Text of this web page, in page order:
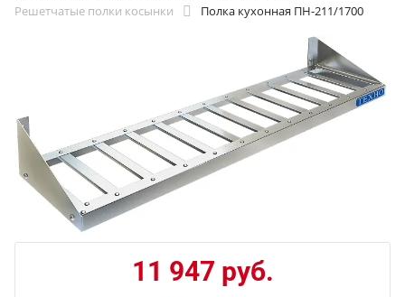
Решетчатые полки косынки
Полка кухонная ПН-211/1700
11 947 руб.